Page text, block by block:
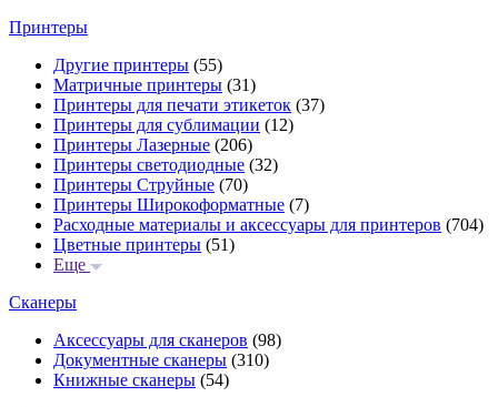
Принтеры
Другие принтеры (55)
Матричные принтеры (31)
Принтеры для печати этикеток (37)
Принтеры для сублимации (12)
Принтеры Лазерные (206)
Принтеры светодиодные (32)
Принтеры Струйные (70)
Принтеры Широкоформатные (7)
Расходные материалы и аксессуары для принтеров (704)
Цветные принтеры (51)
Еще
Сканеры
Аксессуары для сканеров (98)
Документные сканеры (310)
Книжные сканеры (54)